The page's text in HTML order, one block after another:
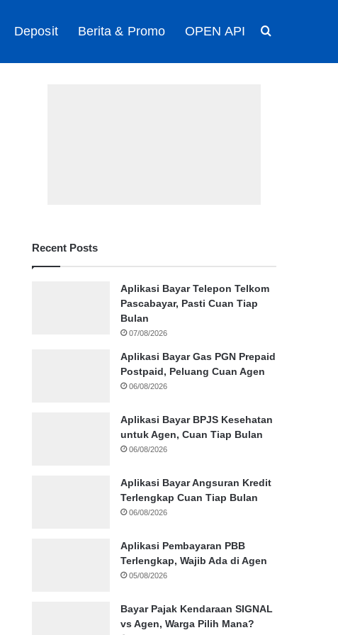
Deposit Berita & Promo OPEN API
Recent Posts
Aplikasi Bayar Telepon Telkom
Pascabayar, Pasti Cuan Tiap
Bulan
07/08/2026
Aplikasi Bayar Gas PGN Prepaid
Postpaid, Peluang Cuan Agen
06/08/2026
Aplikasi Bayar BPJS Kesehatan
untuk Agen, Cuan Tiap Bulan
06/08/2026
Aplikasi Bayar Angsuran Kredit
Terlengkap Cuan Tiap Bulan
06/08/2026
Aplikasi Pembayaran PBB
Terlengkap, Wajib Ada di Agen
05/08/2026
Bayar Pajak Kendaraan SIGNAL
vs Agen, Warga Pilih Mana?